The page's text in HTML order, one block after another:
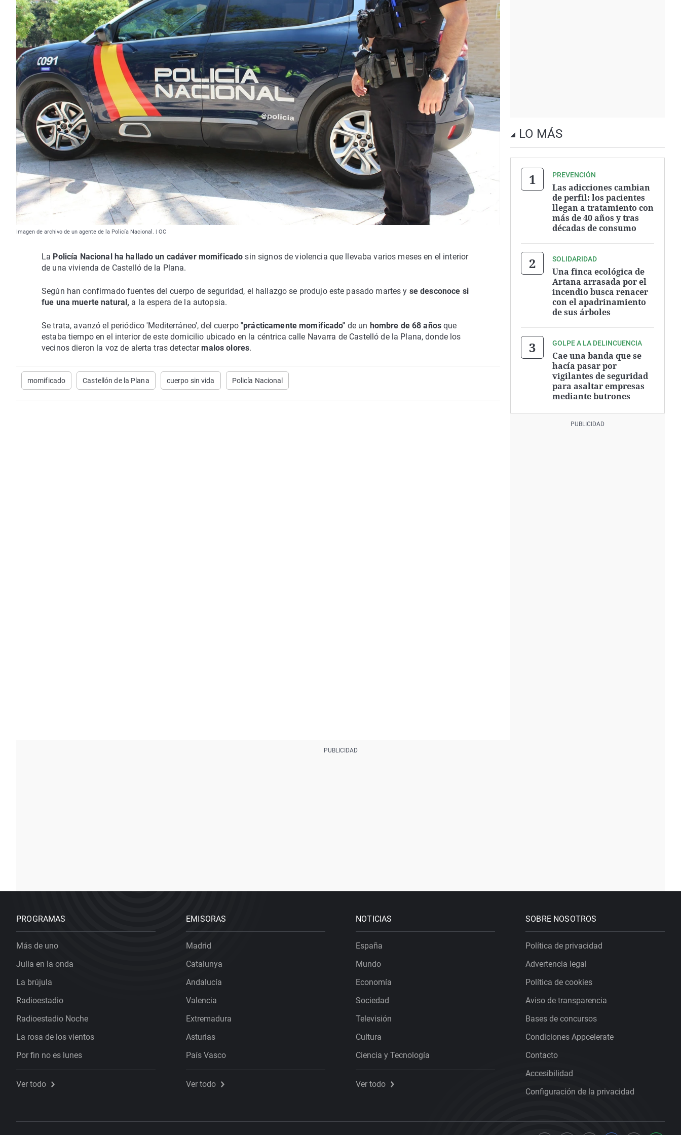
Imagen de archivo de un agente de la Policía Nacional. | OC
La Policía Nacional ha hallado un cadáver momificadosin signos de violencia que llevaba varios meses en el interior
de una vivienda de Castelló de la Plana.
Según han confirmado fuentes del cuerpo de seguridad, el hallazgo se produjo este pasado martes y se desconoce si
fue una muerte natural, a la espera de la autopsia.
Se trata, avanzó el periódico 'Mediterráneo', del cuerpo"prácticamente momificado" de un hombre de 68 años que
estaba tiempo en el interior de este domicilio ubicado en la céntrica calle Navarra de Castelló de la Plana, donde los
vecinos dieron la voz de alerta tras detectarmalos olores.
momificado Castellón de la Plana cuerpo sin vida Policía Nacional
LO MÁS
PREVENCIÓN
Las adicciones cambian
de perfil: los pacientes
llegan a tratamiento con
más de 40 años y tras
décadas de consumo
SOLIDARIDAD
Una finca ecológica de
Artana arrasada por el
incendio busca renacer
con el apadrinamiento
de sus árboles
GOLPE A LA DELINCUENCIA
Cae una banda que se
hacía pasar por
vigilantes de seguridad
para asaltar empresas
mediante butrones
PROGRAMAS
Más de uno
Julia en la onda
La brújula
Radioestadio
Radioestadio Noche
La rosa de los vientos
Por fin no es lunes
Ver todo
EMISORAS
Madrid
Catalunya
Andalucía
Valencia
Extremadura
Asturias
País Vasco
Ver todo
NOTICIAS
España
Mundo
Economía
Sociedad
Televisión
Cultura
Ciencia y Tecnología
Ver todo
SOBRE NOSOTROS
Política de privacidad
Advertencia legal
Política de cookies
Aviso de transparencia
Bases de concursos
Condiciones Appcelerate
Contacto
Accesibilidad
Configuración de la privacidad